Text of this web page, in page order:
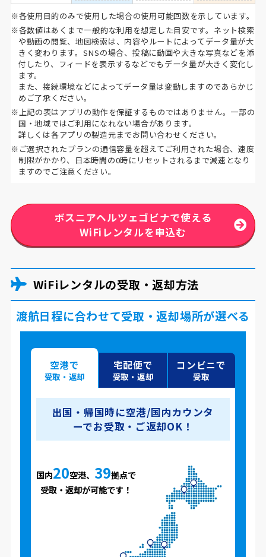
※各使用目的のみで使用した場合の使用可能回数を示しています。
※各数値はあくまで一般的な利用を想定した目安です。ネット検索
や動画の閲覧、地図検索は、内容やルートによってデータ量が大
きく変わります。SNSの場合、投稿に動画や大きな写真などを添
付したり、フィードを表示するなどでもデータ量が大きく変化し
ます。
また、接続環境などによってデータ量は変動しますのであらかじ
めご了承ください。
※上記の表はアプリの動作を保証するものではありません。一部の
国・地域ではご利用になれない場合があります。
詳しくは各アプリの製造元までお問い合わせください。
※ご選択されたプランの通信容量を超えてご利用された場合、速度
制限がかかり、日本時間の0時にリセットされるまで減速となり
ますのでご注意ください。
ボスニアヘルツェゴビナで使える
WiFiレンタルを申込む
WiFiレンタルの受取・返却方法
渡航日程に合わせて受取・返却場所が選べる
空港で
受取・返却
宅配便で
受取・返却
コンビニで
受取
出国・帰国時に空港/国内カウンタ
ーでお受取・ご返却OK！
国内20空港、 39拠点で
受取・返却が可能です！